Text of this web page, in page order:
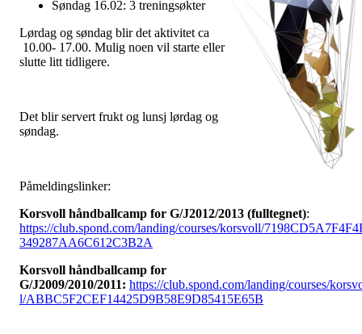
Søndag 16.02: 3 treningsøkter
Lørdag og søndag blir det aktivitet ca
10.00- 17.00. Mulig noen vil starte eller
slutte litt tidligere.
Det blir servert frukt og lunsj lørdag og
søndag.
Påmeldingslinker:
Korsvoll håndballcamp for G/J2012/2013 (fulltegnet):
https://club.spond.com/landing/courses/korsvoll/
349287AA6C612C3B2A
Korsvoll håndballcamp for
G/J2009/2010/2011: https://club.spond.com/landing/courses/
l/ABBC5F2CEF14425D9B58E9D85415E65B